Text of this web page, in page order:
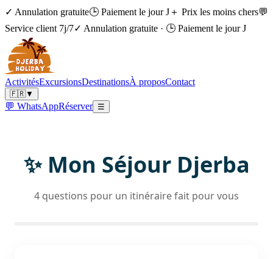
✓ Annulation gratuite🕒 Paiement le jour J＋ Prix les moins chers💬
Service client 7j/7✓ Annulation gratuite · 🕒 Paiement le jour J
ActivitésExcursionsDestinationsÀ proposContact
🇫🇷▼
💬 WhatsAppRéserver ☰
✨ Mon Séjour Djerba
4 questions pour un itinéraire fait pour vous